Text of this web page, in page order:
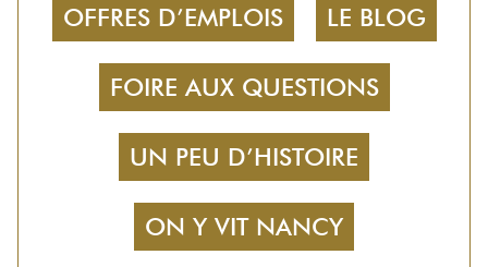
OFFRES D’EMPLOIS LE BLOG
FOIRE AUX QUESTIONS
UN PEU D’HISTOIRE
ON Y VIT NANCY